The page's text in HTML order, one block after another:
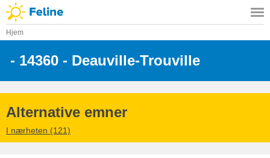
Hjem
- 14360 - Deauville-Trouville
Alternative emner
I nærheten (121)